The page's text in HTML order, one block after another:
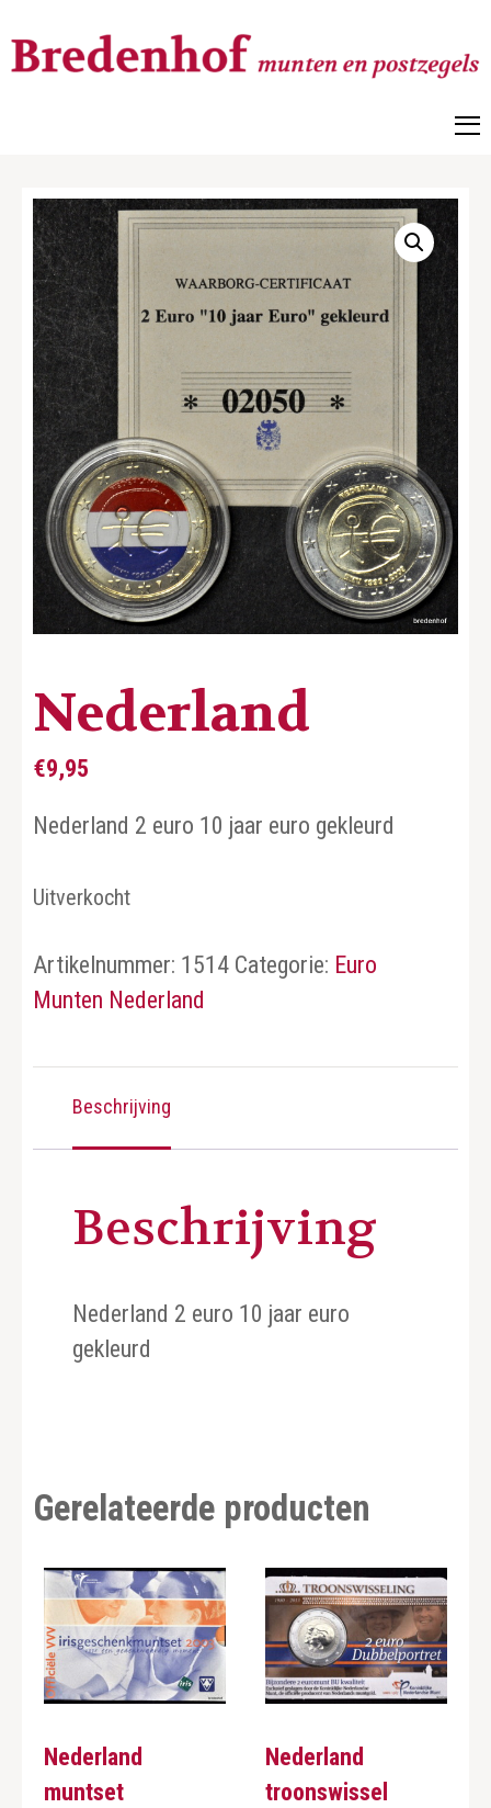
Nederland
€9,95
Nederland 2 euro 10 jaar euro gekleurd
Uitverkocht
Artikelnummer: 1514 Categorie: Euro
Munten Nederland
Beschrijving
Beschrijving
Nederland 2 euro 10 jaar euro
gekleurd
Gerelateerde producten
Nederland
muntset
Nederland
troonswissel